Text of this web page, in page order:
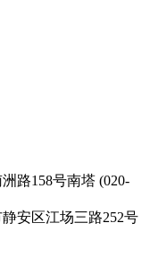
路158号南塔 (020-
安区江场三路252号